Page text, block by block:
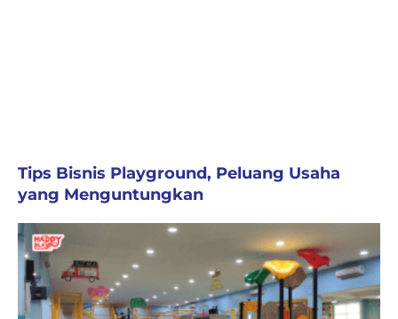
Tips Bisnis Playground, Peluang Usaha
yang Menguntungkan